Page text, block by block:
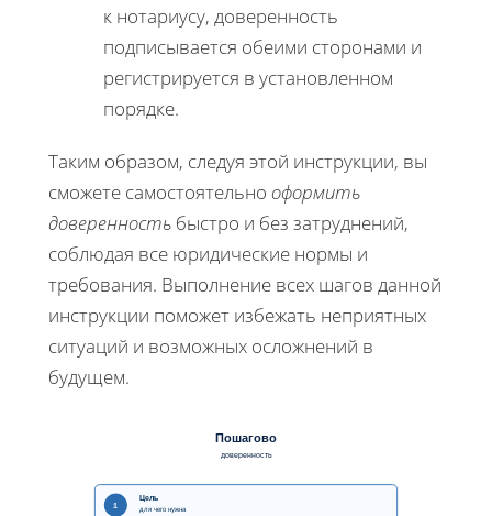
к нотариусу, доверенность
подписывается обеими сторонами и
регистрируется в установленном
порядке.
Таким образом, следуя этой инструкции, вы
сможете самостоятельно оформить
доверенность быстро и без затруднений,
соблюдая все юридические нормы и
требования. Выполнение всех шагов данной
инструкции поможет избежать неприятных
ситуаций и возможных осложнений в
будущем.
Пошагово
доверенность
1
Цель
для чего нужна